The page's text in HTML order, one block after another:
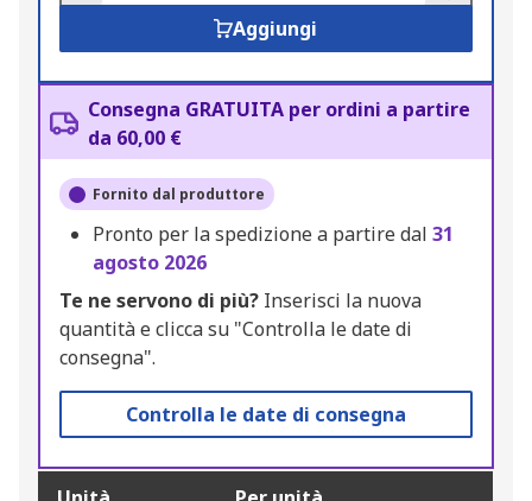
Aggiungi
Consegna GRATUITA per ordini a partire
da 60,00 €
Fornito dal produttore
Pronto per la spedizione a partire dal 31
agosto 2026
Te ne servono di più? Inserisci la nuova
quantità e clicca su "Controlla le date di
consegna".
Controlla le date di consegna